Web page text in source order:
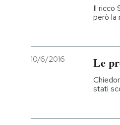
Il ricco
però la
10/6/2016 Le
stati